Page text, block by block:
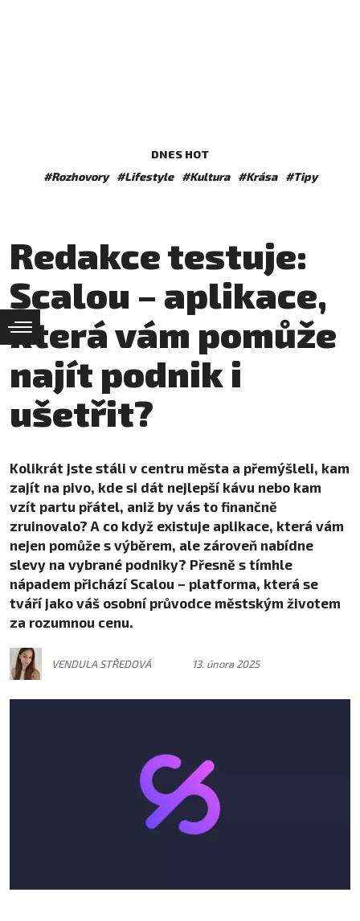
DNES HOT
#Rozhovory
#Lifestyle #Kultura #Krása #Tipy
Redakce testuje:
Scalou – aplikace,
která vám pomůže
najít podnik i
ušetřit?
Kolikrát jste stáli v centru města a přemýšleli, kam
zajít na pivo, kde si dát nejlepší kávu nebo kam
vzít partu přátel, aniž by vás to finančně
zruinovalo? A co když existuje aplikace, která vám
nejen pomůže s výběrem, ale zároveň nabídne
slevy na vybrané podniky? Přesně s tímhle
nápadem přichází Scalou – platforma, která se
tváří jako váš osobní průvodce městským životem
za rozumnou cenu.
VENDULA STŘEDOVÁ 13. února 2025